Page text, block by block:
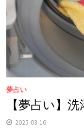
夢占い
【夢占い】
2025-03-16